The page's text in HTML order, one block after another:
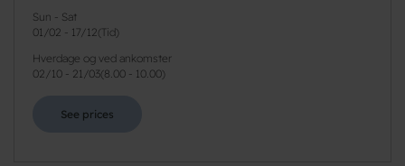
Sun - Sat
01/02 - 17/12( Tid)
Hverdage og ved ankomster
02/10 - 21/03( 8.00 - 10.00)
See prices